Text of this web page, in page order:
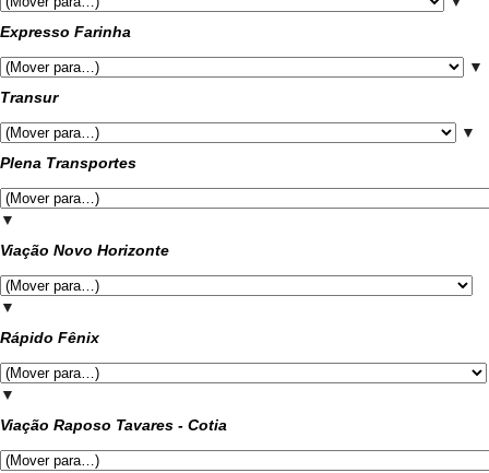
Expresso Farinha
▼
Transur
▼
Plena Transportes
▼
Viação Novo Horizonte
▼
Rápido Fênix
▼
Viação Raposo Tavares - Cotia